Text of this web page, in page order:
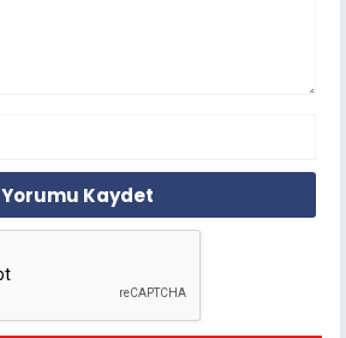
Yorumu Kaydet